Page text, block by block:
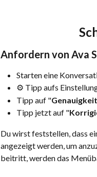
Anfordern von Ava
Starten eine
⚙️ Tipp aufs
Tipp auf "
Tipp jetzt auf "
Du wirst feststellen, dass
angezeigt werden, um
beitritt, werden das